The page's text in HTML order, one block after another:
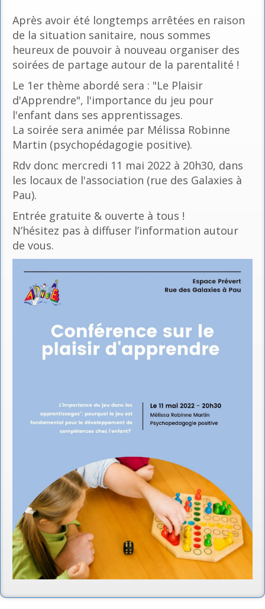
Après avoir été longtemps arrêtées en raison
de la situation sanitaire, nous sommes
heureux de pouvoir à nouveau organiser des
soirées de partage autour de la parentalité !
Le 1er thème abordé sera : "Le Plaisir
d'Apprendre", l'importance du jeu pour
l'enfant dans ses apprentissages.
La soirée sera animée par Mélissa Robinne
Martin (psychopédagogie positive).
Rdv donc mercredi 11 mai 2022 à 20h30, dans
les locaux de l'association (rue des Galaxies à
Pau).
Entrée gratuite & ouverte à tous !
N’hésitez pas à diffuser l’information autour
de vous.